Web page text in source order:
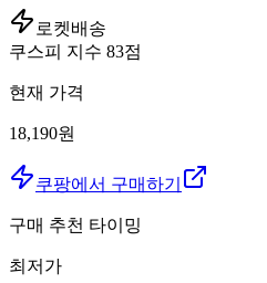
로켓배송
쿠스피 지수 83점
현재 가격
18,190원
쿠팡에서 구매하기
구매 추천 타이밍
최저가